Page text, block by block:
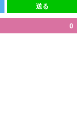
送る
0